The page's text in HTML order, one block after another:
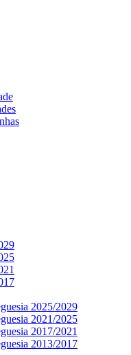
2025/2029
2021/2025
2017/2021
2013/2017